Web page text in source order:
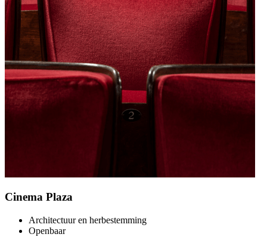
Cinema Plaza
Architectuur en herbestemming
Openbaar